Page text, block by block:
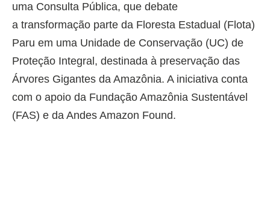
uma Consulta Pública, que debate
a transformação parte da Floresta Estadual (Flota)
Paru em uma Unidade de Conservação (UC) de
Proteção Integral, destinada à preservação das
Árvores Gigantes da Amazônia. A iniciativa conta
com o apoio da Fundação Amazônia Sustentável
(FAS) e da Andes Amazon Found.